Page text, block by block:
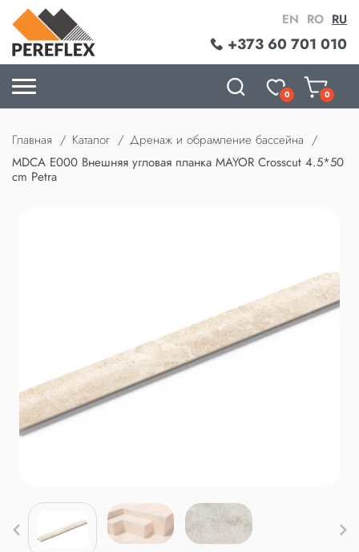
+373 60 701 010
EN RO RU
0 0
Главная Каталог
Дренаж и обрамление бассейна
MDCA E000 Внешняя угловая планка MAYOR Crosscut 4.5*50
cm Petra